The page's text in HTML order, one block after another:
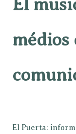
El
médios
El Puerta: